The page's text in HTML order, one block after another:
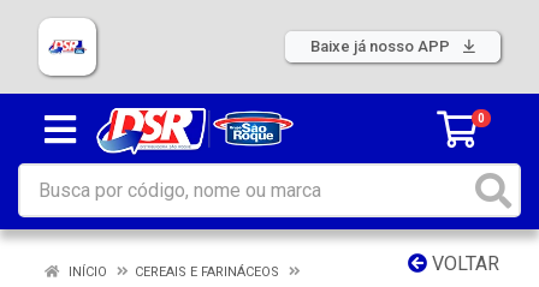
Baixe já nosso APP
0
VOLTAR
INÍCIO
CEREAIS E FARINÁCEOS